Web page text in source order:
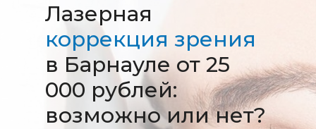
Лазерная
коррекция зрения
в Барнауле от 25
000 рублей:
возможно или нет?